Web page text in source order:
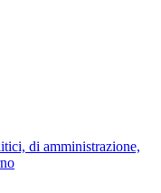
di amministrazione,